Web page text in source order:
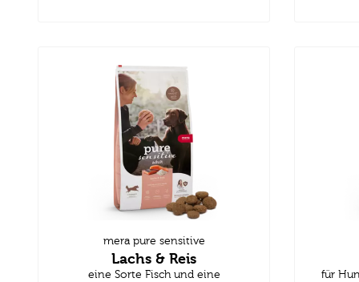
mera pure sensitive
Lachs & Reis
eine Sorte Fisch und eine
für